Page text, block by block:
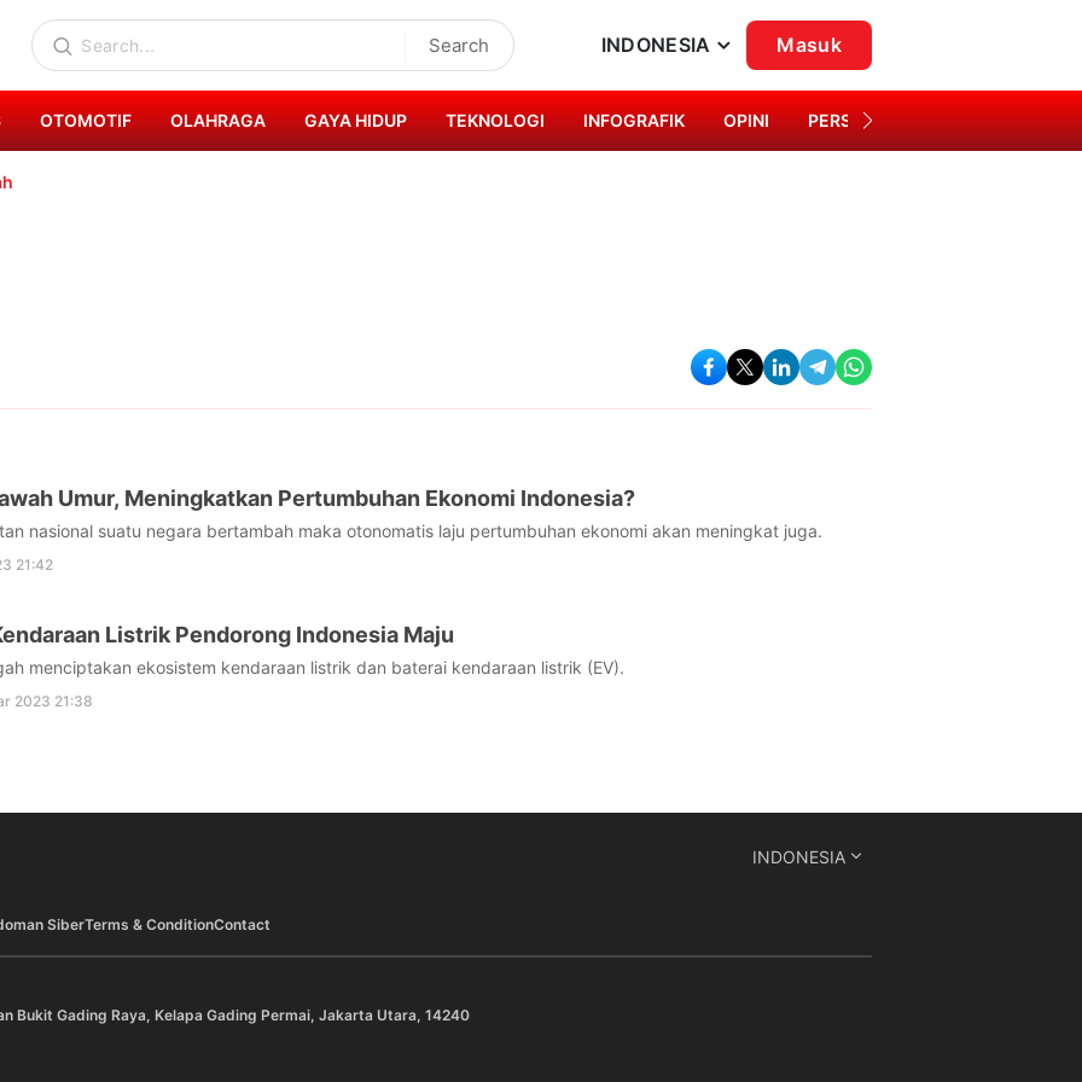
Search INDONESIA Masuk
OTOMOTIF OLAHRAGA GAYA HIDUP TEKNOLOGI INFOGRAFIK OPINI PERSONA
Umur, Meningkatkan Pertumbuhan Ekonomi Indonesia?
nasional suatu negara bertambah maka otonomatis laju pertumbuhan ekonomi akan meningkat juga.
21:42
Listrik Pendorong Indonesia Maju
menciptakan ekosistem kendaraan listrik dan baterai kendaraan listrik (EV).
2023 21:38
INDONESIA
SiberTerms & ConditionContact
Bukit Gading Raya, Kelapa Gading Permai, Jakarta Utara, 14240